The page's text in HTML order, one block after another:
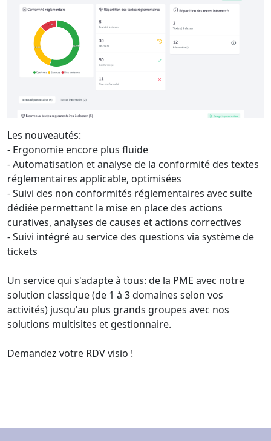
Les nouveautés:
- Ergonomie encore plus fluide
- Automatisation et analyse de la conformité des textes
réglementaires applicable, optimisées
- Suivi des non conformités réglementaires avec suite
dédiée permettant la mise en place des actions
curatives, analyses de causes et actions correctives
- Suivi intégré au service des questions via système de
tickets
Un service qui s'adapte à tous: de la PME avec notre
solution classique (de 1 à 3 domaines selon vos
activités) jusqu'au plus grands groupes avec nos
solutions multisites et gestionnaire.
Demandez votre RDV visio !